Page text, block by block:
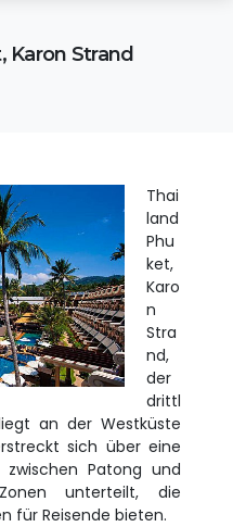
Karon Strand
Thai
land
Phu
ket,
Karo
n
Stra
nd,
der
drittl
an der Westküste
sich über eine
Patong und
unterteilt, die
für Reisende bieten.